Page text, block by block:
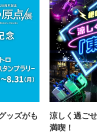
ッズがも
涼しく過ご
満喫！